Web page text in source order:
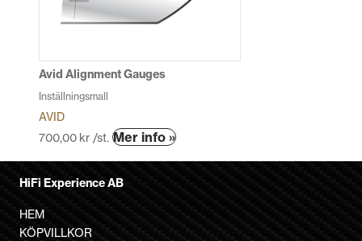
Avid Alignment Gauges
Inställningsmall
AVID
700,00 kr /st. Mer info »Den
varianter.
HiFi Experience AB
HEM
KÖPVILLKOR